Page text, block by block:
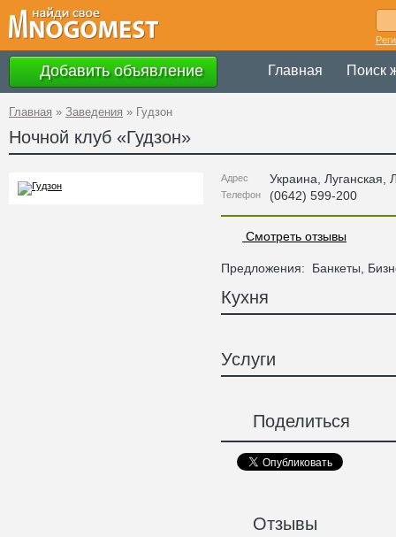
Добавить объявление Главная Поиск
Главная » Заведения » Гудзон
Ночной клуб «Гудзон»
Адрес Украина Луганская ,
Телефон (0642) 599-200
Смотреть отзывы
Предложения: Банкеты,
Кухня
Услуги
Поделиться
Отзывы